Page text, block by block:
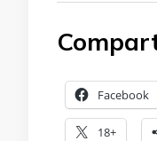
Facebook
18+